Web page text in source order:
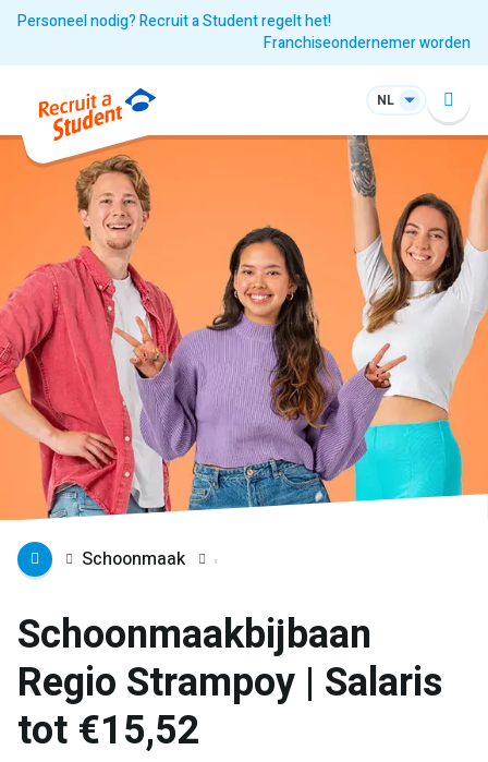
Personeel nodig? Recruit a Student regelt het!
Franchiseondernemer worden
NL
Schoonmaak
Schoonmaakbijbaan
Regio Strampoy | Salaris
tot €15,52